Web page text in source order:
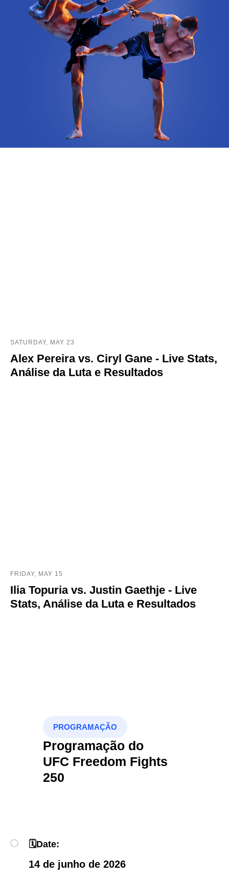
SATURDAY, MAY 23
Alex Pereira vs. Ciryl Gane - Live Stats,
Análise da Luta e Resultados
FRIDAY, MAY 15
Ilia Topuria vs. Justin Gaethje - Live
Stats, Análise da Luta e Resultados
PROGRAMAÇÃO
Programação do
UFC Freedom Fights
250
🗓Date:
14 de junho de 2026